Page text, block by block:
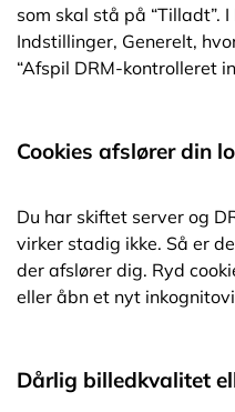
som skal stå på “Tilladt”.
Indstillinger, Generelt,
“Afspil DRM-kontrolleret
Cookies afslører din
Du har skiftet server og
virker stadig ikke. Så er
der afslører dig. Ryd
eller åbn et nyt
Dårlig billedkvalitet